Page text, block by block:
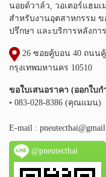
นอยด์วาล์ว, วอเตอร์แฮม
สำหรับงานอุตสาหกรรม ข
ปรึกษา และบริการหลังกา
26 ซอยคู้บอน 40 ถนน
กรุงเทพมหานคร 10510
ขอใบเสนอราคา (ออกใบก
• 083-028-8386 (คุณแมน)
E-mail :
@pneutecthai